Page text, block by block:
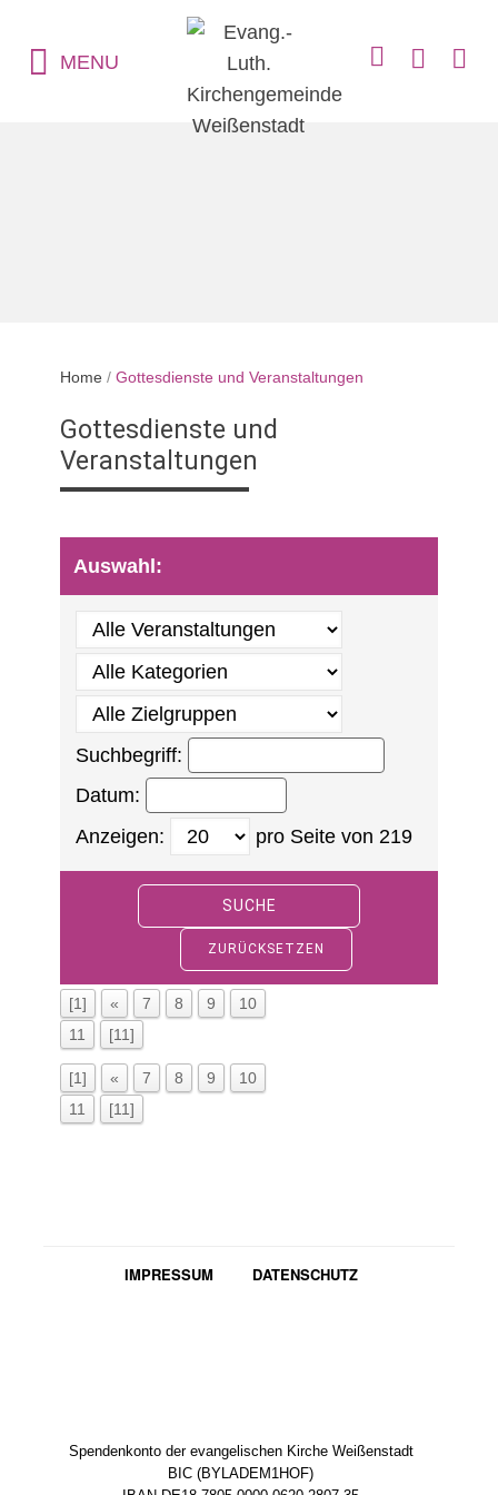
MENU
Home / Gottesdienste und Veranstaltungen
Gottesdienste und
Veranstaltungen
Auswahl:
Suchbegriff:
Datum:
Anzeigen:
pro Seite von 219
SUCHE
ZURÜCKSETZEN
[1] « 7 8 9
10
11
[11]
[1] « 7 8 9
10
11
[11]
IMPRESSUM DATENSCHUTZ
Spendenkonto der evangelischen Kirche Weißenstadt
BIC (BYLADEM1HOF)